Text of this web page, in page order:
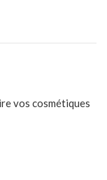
vos cosmétiques